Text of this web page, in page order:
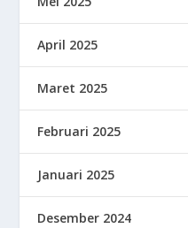
April 2025
Maret 2025
Februari 2025
Januari 2025
Desember 2024